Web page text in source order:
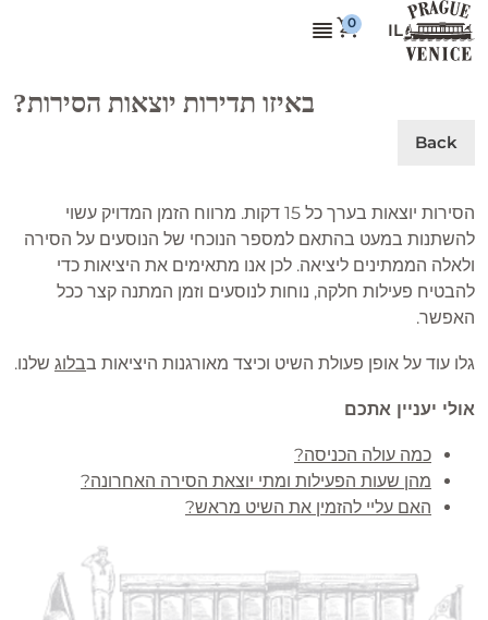
IL
באיזו תדירות יוצאות הסירות?
Back
הסירות יוצאות בערך כל 15 דקות. מרווח הזמן המדויק עשוי
להשתנות במעט בהתאם למספר הנוכחי של הנוסעים על הסירה
ולאלה הממתינים ליציאה. לכן אנו מתאימים את היציאות כדי
להבטיח פעילות חלקה, נוחות לנוסעים וזמן המתנה קצר ככל
האפשר.
גלו עוד על אופן פעולת השיט וכיצד מאורגנות היציאות בבלוג שלנו.
אולי יעניין אתכם
כמה עולה הכניסה?
מהן שעות הפעילות ומתי יוצאת הסירה האחרונה?
האם עליי להזמין את השיט מראש?